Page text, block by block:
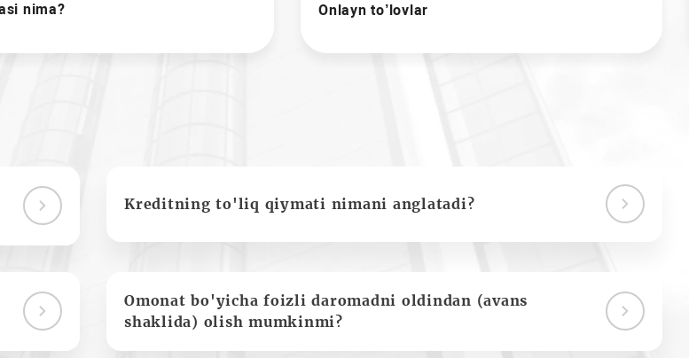
nima? Onlayn to’lovlar
Kreditning to'liq qiymati nimani anglatadi?
Omonat bo'yicha foizli daromadni oldindan (avans
shaklida) olish mumkinmi?